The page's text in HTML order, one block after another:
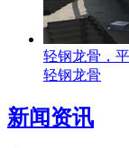
轻钢龙骨，
轻钢龙骨
新闻资讯